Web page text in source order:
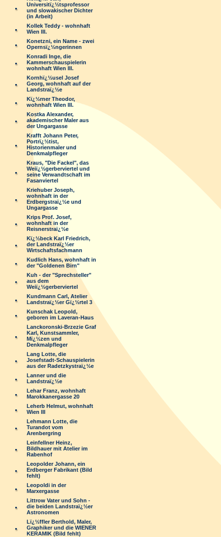
Universitï¿½tsprofessor
und slowakischer Dichter
(in Arbeit)
Kollek Teddy - wohnhaft
Wien III.
Konetzni, ein Name - zwei
Opernsï¿½ngerinnen
Konradi Inge, die
Kammerschauspielerin
wohnhaft Wien III.
Kornhï¿½usel Josef
Georg, wohnhaft auf der
Landstraï¿½e
Kï¿½rner Theodor,
wohnhaft Wien III.
Kostka Alexander,
akademischer Maler aus
der Ungargasse
Krafft Johann Peter,
Portrï¿½tist,
Historienmaler und
Denkmalpfleger
Kraus, "Die Fackel", das
Weiï¿½gerberviertel und
seine Verwandtschaft im
Fasanviertel
Kriehuber Joseph,
wohnhaft in der
Erdbergstraï¿½e und
Ungargasse
Krips Prof. Josef,
wohnhaft in der
Reisnerstraï¿½e
Kï¿½beck Karl Friedrich,
der Landstraï¿½er
Wirtschaftsfachmann
Kudlich Hans, wohnhaft in
der "Goldenen Birn"
Kuh - der "Sprechsteller"
aus dem
Weiï¿½gerberviertel
Kundmann Carl, Atelier
Landstraï¿½er Gï¿½rtel 3
Kunschak Leopold,
geboren im Laveran-Haus
Lanckoronski-Brzezie Graf
Karl, Kunstsammler,
Mï¿½zen und
Denkmalpfleger
Lang Lotte, die
Josefstadt-Schauspielerin
aus der Radetzkystraï¿½e
Lanner und die
Landstraï¿½e
Lehar Franz, wohnhaft
Marokkanergasse 20
Leherb Helmut, wohnhaft
Wien III
Lehmann Lotte, die
Turandot vom
Arenbergring
Leinfellner Heinz,
Bildhauer mit Atelier im
Rabenhof
Leopolder Johann, ein
Erdberger Fabrikant (Bild
fehlt)
Leopoldi in der
Marxergasse
Littrow Vater und Sohn -
die beiden Landstraï¿½er
Astronomen
Lï¿½ffler Berthold, Maler,
Graphiker und die WIENER
KERAMIK (Bild fehlt)